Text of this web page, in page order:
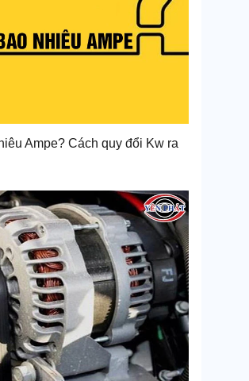
Ampe? Cách quy đổi Kw ra